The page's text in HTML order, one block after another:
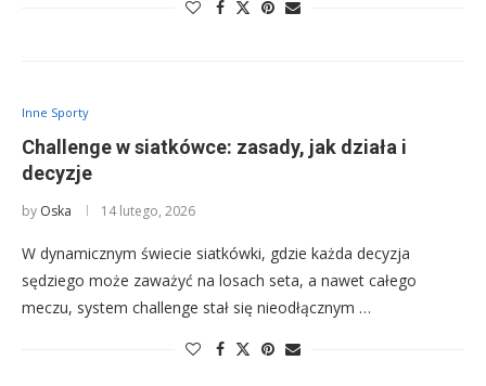
Inne Sporty
Challenge w siatkówce: zasady, jak działa i
decyzje
by Oska 14 lutego, 2026
W dynamicznym świecie siatkówki, gdzie każda decyzja
sędziego może zaważyć na losach seta, a nawet całego
meczu, system challenge stał się nieodłącznym …